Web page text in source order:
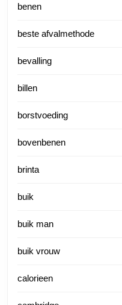
benen
beste afvalmethode
bevalling
billen
borstvoeding
bovenbenen
brinta
buik
buik man
buik vrouw
calorieen